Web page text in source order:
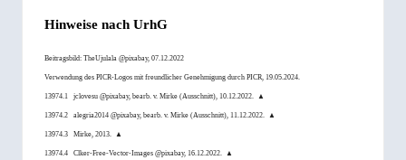
Hinweise nach UrhG
Beitragsbild: TheUjulala @pixabay, 07.12.2022
Verwendung des PICR-Logos mit freundlicher Genehmigung durch PICR , 19.05.2024.
13974.1 jclovesu @pixabay, bearb. v. Mirke (Ausschnitt), 10.12.2022. ▲
13974.2 alegria2014 @pixabay, bearb. v. Mirke (Ausschnitt), 11.12.2022. ▲
13974.3 Mirke , 2013. ▲
13974.4 Clker-Free-Vector-Images @pixabay, 16.12.2022. ▲